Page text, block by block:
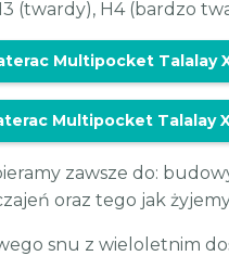
(twardy), H4 (bardzo
Multipocket Talalay
Multipocket Talalay
zawsze do:
oraz tego jak
snu z wieloletnim